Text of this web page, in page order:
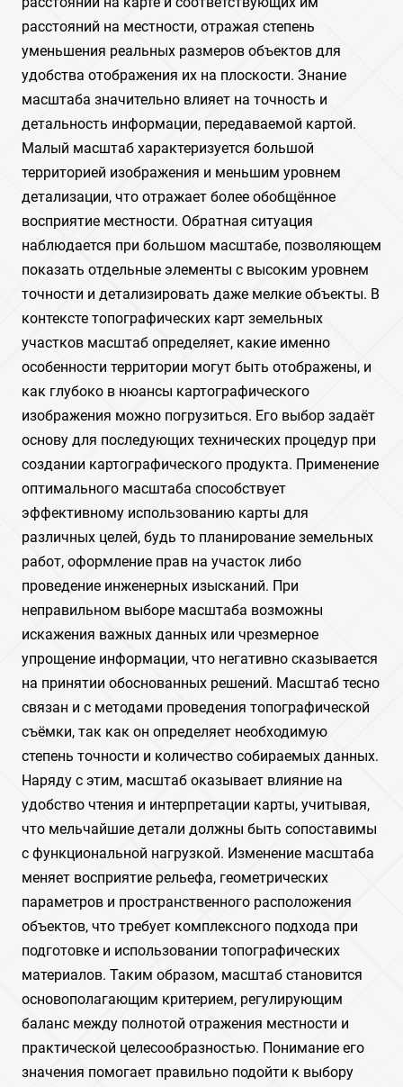
расстояний на местности, отражая степень
уменьшения реальных размеров объектов для
удобства отображения их на плоскости. Знание
масштаба значительно влияет на точность и
детальность информации, передаваемой картой.
Малый масштаб характеризуется большой
территорией изображения и меньшим уровнем
детализации, что отражает более обобщённое
восприятие местности. Обратная ситуация
наблюдается при большом масштабе, позволяющем
показать отдельные элементы с высоким уровнем
точности и детализировать даже мелкие объекты. В
контексте топографических карт земельных
участков масштаб определяет, какие именно
особенности территории могут быть отображены, и
как глубоко в нюансы картографического
изображения можно погрузиться. Его выбор задаёт
основу для последующих технических процедур при
создании картографического продукта. Применение
оптимального масштаба способствует
эффективному использованию карты для
различных целей, будь то планирование земельных
работ, оформление прав на участок либо
проведение инженерных изысканий. При
неправильном выборе масштаба возможны
искажения важных данных или чрезмерное
упрощение информации, что негативно сказывается
на принятии обоснованных решений. Масштаб тесно
связан и с методами проведения топографической
съёмки, так как он определяет необходимую
степень точности и количество собираемых данных.
Наряду с этим, масштаб оказывает влияние на
удобство чтения и интерпретации карты, учитывая,
что мельчайшие детали должны быть сопоставимы
с функциональной нагрузкой. Изменение масштаба
меняет восприятие рельефа, геометрических
параметров и пространственного расположения
объектов, что требует комплексного подхода при
подготовке и использовании топографических
материалов. Таким образом, масштаб становится
основополагающим критерием, регулирующим
баланс между полнотой отражения местности и
практической целесообразностью. Понимание его
значения помогает правильно подойти к выбору